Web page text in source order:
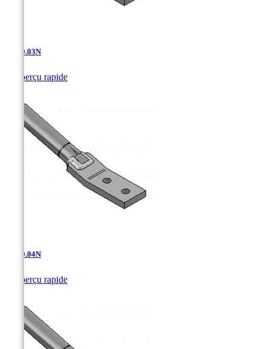
AT-10.03N
Aperçu rapide
AT-10.04N
Aperçu rapide